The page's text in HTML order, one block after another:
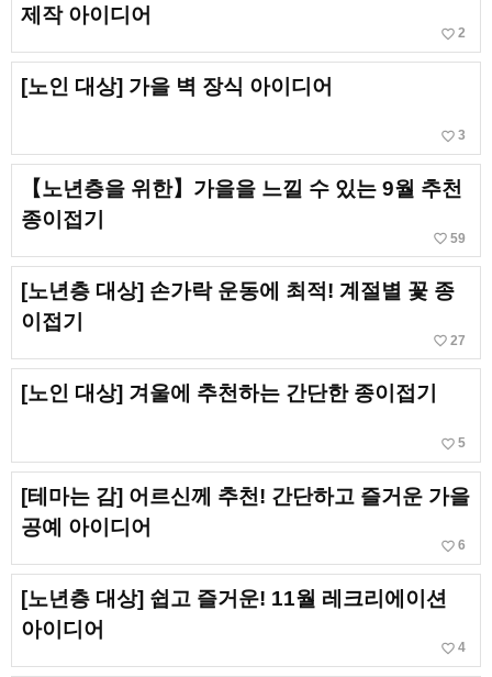
제작 아이디어
favorite_border 2
[노인 대상] 가을 벽 장식 아이디어
favorite_border 3
【노년층을 위한】가을을 느낄 수 있는 9월 추천
종이접기
favorite_border 59
[노년층 대상] 손가락 운동에 최적! 계절별 꽃 종
이접기
favorite_border 27
[노인 대상] 겨울에 추천하는 간단한 종이접기
favorite_border 5
[테마는 감] 어르신께 추천! 간단하고 즐거운 가을
공예 아이디어
favorite_border 6
[노년층 대상] 쉽고 즐거운! 11월 레크리에이션
아이디어
favorite_border 4